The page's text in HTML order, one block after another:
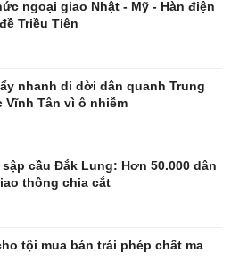
Giá cà phê
Bóng đá quốc tế
Bóng đá Việt Nam
Hậu trường
ngoại giao Nhật - Mỹ - Hàn điện
Triều Tiên
nhanh di dời dân quanh Trung
Vĩnh Tân vì ô nhiễm
cầu Đắk Lung: Hơn 50.000 dân
thông chia cắt
tội mua bán trái phép chất ma